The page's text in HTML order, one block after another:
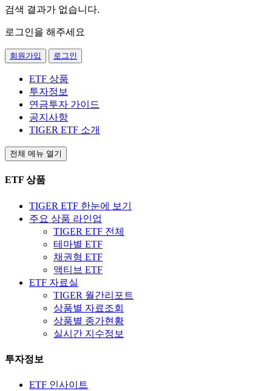
검색 결과가 없습니다.
로그인을 해주세요
회원가입 로그인
ETF 상품
투자정보
연금투자 가이드
공지사항
TIGER ETF 소개
전체 메뉴 열기
ETF 상품
TIGER ETF 한눈에 보기
주요 상품 라인업
TIGER ETF 전체
테마별 ETF
채권형 ETF
액티브 ETF
ETF 자료실
TIGER 월간리포트
상품별 자료조회
상품별 종가현황
실시간 지수정보
투자정보
ETF 인사이트